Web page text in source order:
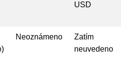
USD
Neoznámeno
Zatím
neuvedeno